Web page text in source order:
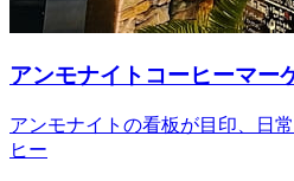
アンモナイトコーヒーマー
アンモナイトの看板が目印、日
ヒー